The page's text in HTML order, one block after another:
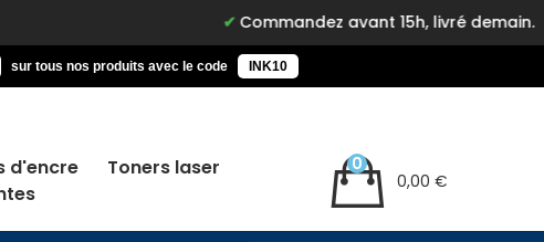
Commandez avant 15h, livré demain.
sur tous nos produits avec le code INK10
d'encre
Toners laser
0,00 €
0